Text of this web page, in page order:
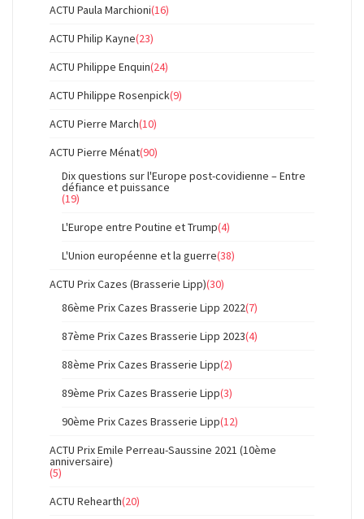
ACTU Paula Marchioni(16)
ACTU Philip Kayne(23)
ACTU Philippe Enquin(24)
ACTU Philippe Rosenpick(9)
ACTU Pierre March(10)
ACTU Pierre Ménat(90)
Dix questions sur l'Europe post-covidienne – Entre
défiance et puissance
(19)
L'Europe entre Poutine et Trump(4)
L'Union européenne et la guerre(38)
ACTU Prix Cazes (Brasserie Lipp)(30)
86ème Prix Cazes Brasserie Lipp 2022(7)
87ème Prix Cazes Brasserie Lipp 2023(4)
88ème Prix Cazes Brasserie Lipp(2)
89ème Prix Cazes Brasserie Lipp(3)
90ème Prix Cazes Brasserie Lipp(12)
ACTU Prix Emile Perreau-Saussine 2021 (10ème
anniversaire)
(5)
ACTU Rehearth(20)